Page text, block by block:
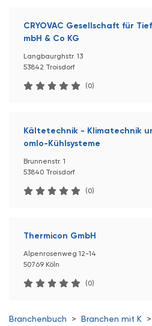
CRYOVAC Gesellschaft für
mbH & Co KG
Langbaurghstr. 13
53842 Troisdorf
(0)
Kältetechnik - Klimatechnik
omlo-Kühlsysteme
Brunnenstr. 1
53840 Troisdorf
(0)
Thermicon GmbH
Alpenrosenweg 12-14
50769 Köln
(0)
Branchenbuch > Branchen mit K >